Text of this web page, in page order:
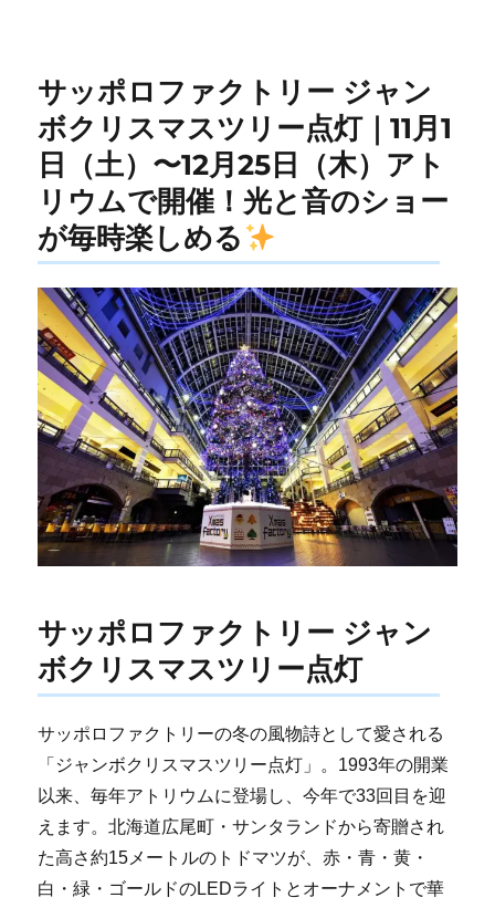
サッポロファクトリー ジャン
ボクリスマスツリー点灯｜11月1
日（土）〜12月25日（木）アト
リウムで開催！光と音のショー
が毎時楽しめる
サッポロファクトリー ジャン
ボクリスマスツリー点灯
サッポロファクトリーの冬の風物詩として愛される
「ジャンボクリスマスツリー点灯」。1993年の開業
以来、毎年アトリウムに登場し、今年で33回目を迎
えます。北海道広尾町・サンタランドから寄贈され
た高さ約15メートルのトドマツが、赤・青・黄・
白・緑・ゴールドのLEDライトとオーナメントで華